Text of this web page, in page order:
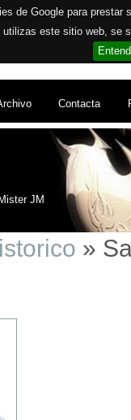
de Google para
utilizas este sitio web, se
Contacta
JM
»